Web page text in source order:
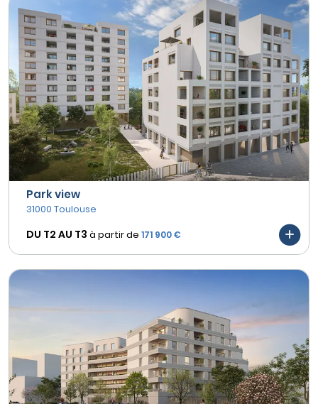
Park view
31000 Toulouse
DU T2 AU T3 à partir de 171 900 €